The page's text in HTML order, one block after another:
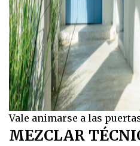
Vale animarse a las
MEZCLAR